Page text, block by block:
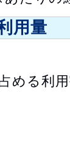
用量
める利